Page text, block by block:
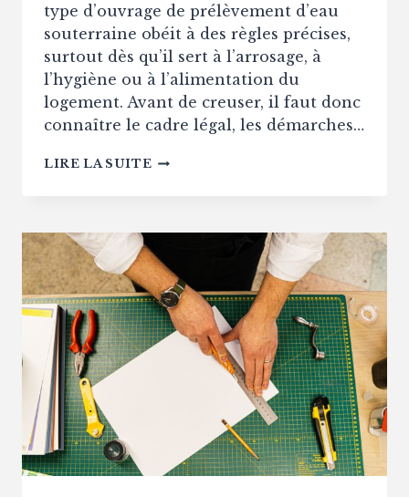
type d’ouvrage de prélèvement d’eau
souterraine obéit à des règles précises,
surtout dès qu’il sert à l’arrosage, à
l’hygiène ou à l’alimentation du
logement. Avant de creuser, il faut donc
connaître le cadre légal, les démarches…
LIRE LA SUITE PEUT-
PUITS
DANS
UNE
MAISON
ET
QUELLES
RÈGLES
S’APPLIQUENT